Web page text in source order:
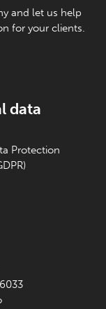
and let us help
for your clients.
data
Protection